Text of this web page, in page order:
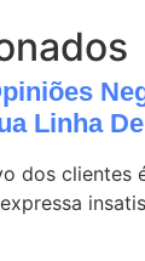
Linha
dos clientes